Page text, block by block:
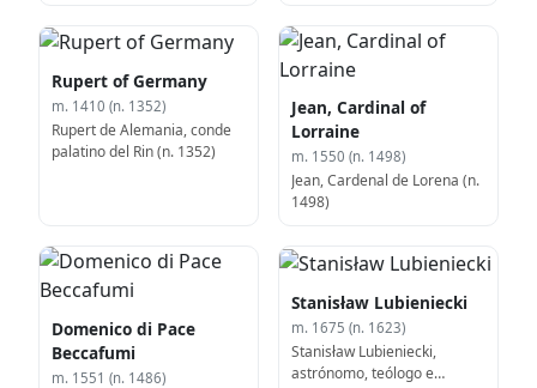
Rupert of Germany
m. 1410 (n. 1352)
Rupert de Alemania, conde
palatino del Rin (n. 1352)
Jean, Cardinal of
Lorraine
m. 1550 (n. 1498)
Jean, Cardenal de Lorena (n.
1498)
Domenico di Pace
Beccafumi
m. 1551 (n. 1486)
Stanisław Lubieniecki
m. 1675 (n. 1623)
Stanisław Lubieniecki,
astrónomo, teólogo e